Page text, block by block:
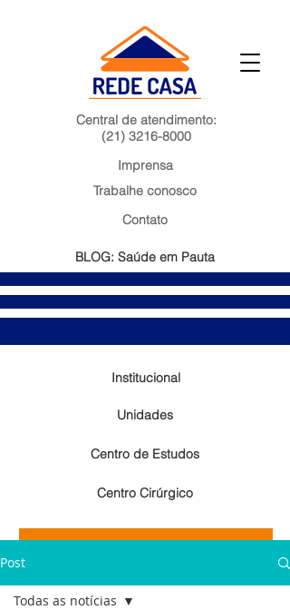
Central de atendimento:
(21) 3216-8000
Unidades
Centro Cirúrgico
Centro de Estudos
Institucional
Imprensa
Trabalhe conosco
Contato
BLOG: Saúde em Pauta
Resultados de exames laboratoriais
Post
Todas as notícias